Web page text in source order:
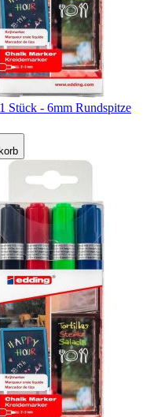
Stück - 6mm Rundspitze